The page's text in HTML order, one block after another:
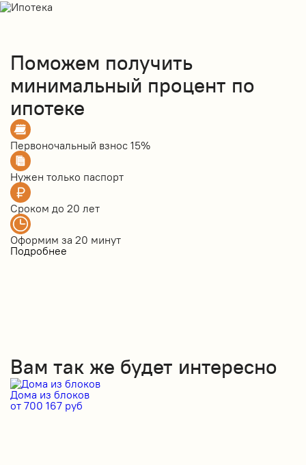
Поможем получить
минимальный процент по
ипотеке
Первоночальный взнос 15%
Нужен только паспорт
Сроком до 20 лет
Оформим за 20 минут
Подробнее
Вам так же будет интересно
Дома из блоков
от 700 167 руб